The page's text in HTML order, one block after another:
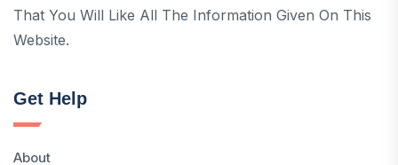
That You Will Like All The Information Given On This
Website.
Get Help
About